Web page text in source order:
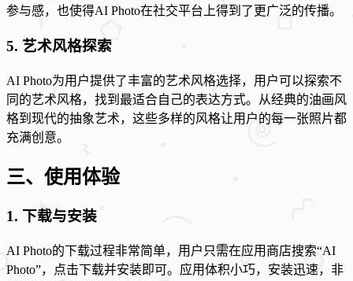
参与感，也使得AI Photo在社交平台上得到了更广泛的传播。
5. 艺术风格探索
AI Photo为用户提供了丰富的艺术风格选择，用户可以探索不
同的艺术风格，找到最适合自己的表达方式。从经典的油画风
格到现代的抽象艺术，这些多样的风格让用户的每一张照片都
充满创意。
三、使用体验
1. 下载与安装
AI Photo的下载过程非常简单，用户只需在应用商店搜索“AI
Photo”，点击下载并安装即可。应用体积小巧，安装迅速，非